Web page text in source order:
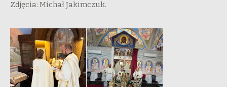
Zdjęcia: Michał Jakimczuk.